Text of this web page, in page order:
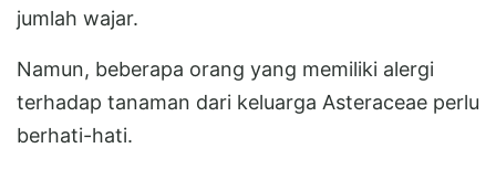
jumlah wajar.
Namun, beberapa orang yang memiliki alergi
terhadap tanaman dari keluarga Asteraceae perlu
berhati-hati.